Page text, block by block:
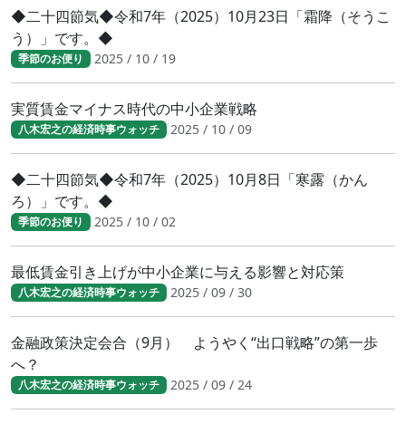
◆二十四節気◆令和7年（2025）10月23日「霜降（そうこ
う）」です。◆
季節のお便り 2025 / 10 / 19
実質賃金マイナス時代の中小企業戦略
八木宏之の経済時事ウォッチ 2025 / 10 / 09
◆二十四節気◆令和7年（2025）10月8日「寒露（かん
ろ）」です。◆
季節のお便り 2025 / 10 / 02
最低賃金引き上げが中小企業に与える影響と対応策
八木宏之の経済時事ウォッチ 2025 / 09 / 30
金融政策決定会合（9月） ようやく“出口戦略”の第一歩
へ？
八木宏之の経済時事ウォッチ 2025 / 09 / 24